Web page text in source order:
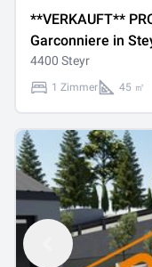
**VERKAUFT**
Garconniere in
4400 Steyr
1 Zimmer 45 ㎡